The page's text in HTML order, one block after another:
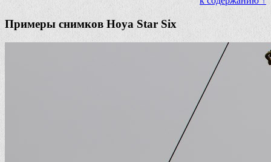
Примеры снимков Hoya Star Six